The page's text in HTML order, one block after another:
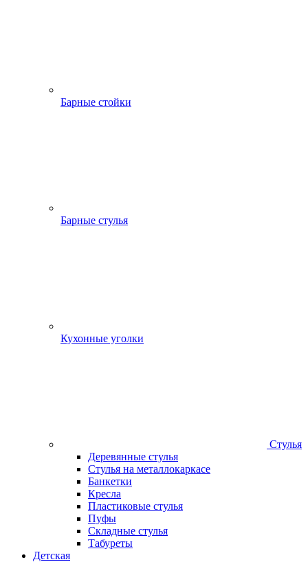
Барные стойки
Барные стулья
Кухонные уголки
Стулья
Деревянные стулья
Стулья на металлокаркасе
Банкетки
Кресла
Пластиковые стулья
Пуфы
Складные стулья
Табуреты
Детская